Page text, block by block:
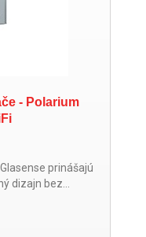
- Polarium
prinášajú
dizajn bez...